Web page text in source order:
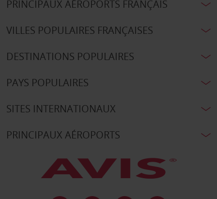
PRINCIPAUX AÉROPORTS FRANÇAIS
VILLES POPULAIRES FRANÇAISES
DESTINATIONS POPULAIRES
PAYS POPULAIRES
SITES INTERNATIONAUX
PRINCIPAUX AÉROPORTS